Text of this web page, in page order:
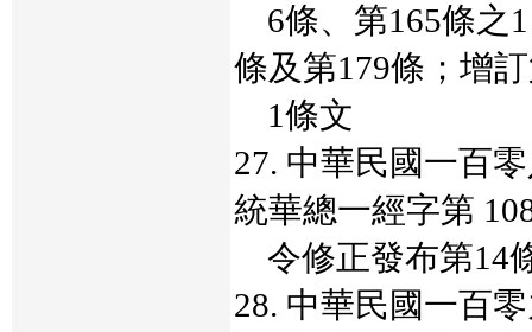
6條、第165條之
條及第179條；增
1條文
27. 中華民國一百
統華總一經字第
令修正發布第14
28. 中華民國一百